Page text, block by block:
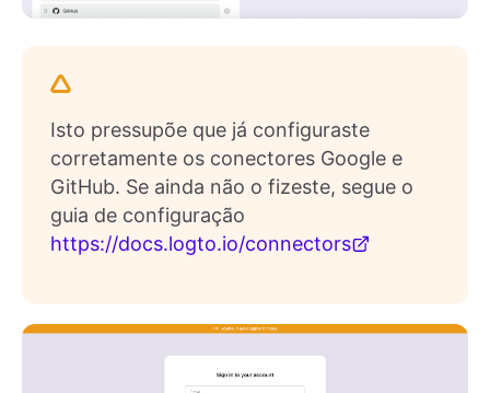
Isto pressupõe que já configuraste
corretamente os conectores Google e
GitHub. Se ainda não o fizeste, segue o
guia de configuração
https://docs.logto.io/connectors